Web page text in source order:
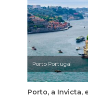
Porto Portugal
Porto, a Invicta,